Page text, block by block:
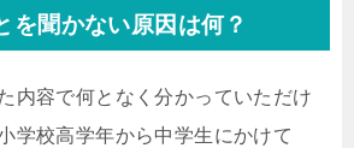
を聞かない原因は何？
内容で何となく分かっていただけ
学校高学年から中学生にかけて